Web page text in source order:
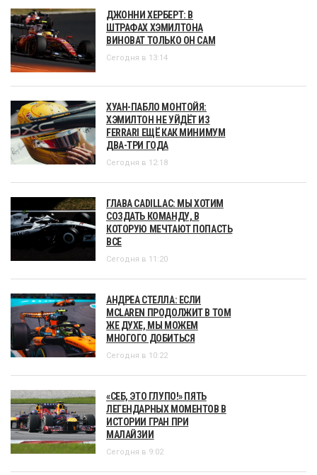
ДЖОННИ ХЕРБЕРТ: В
ШТРАФАХ ХЭМИЛТОНА
ВИНОВАТ ТОЛЬКО ОН САМ
Сегодня в 13:14
ХУАН-ПАБЛО МОНТОЙЯ:
ХЭМИЛТОН НЕ УЙДЁТ ИЗ
FERRARI ЕЩЁ КАК МИНИМУМ
ДВА-ТРИ ГОДА
Сегодня в 12:18
ГЛАВА CADILLAC: МЫ ХОТИМ
СОЗДАТЬ КОМАНДУ, В
КОТОРУЮ МЕЧТАЮТ ПОПАСТЬ
ВСЕ
Сегодня в 11:20
АНДРЕА СТЕЛЛА: ЕСЛИ
MCLAREN ПРОДОЛЖИТ В ТОМ
ЖЕ ДУХЕ, МЫ МОЖЕМ
МНОГОГО ДОБИТЬСЯ
Сегодня в 10:22
«СЕБ, ЭТО ГЛУПО!» ПЯТЬ
ЛЕГЕНДАРНЫХ МОМЕНТОВ В
ИСТОРИИ ГРАН ПРИ
МАЛАЙЗИИ
Сегодня в 9:02